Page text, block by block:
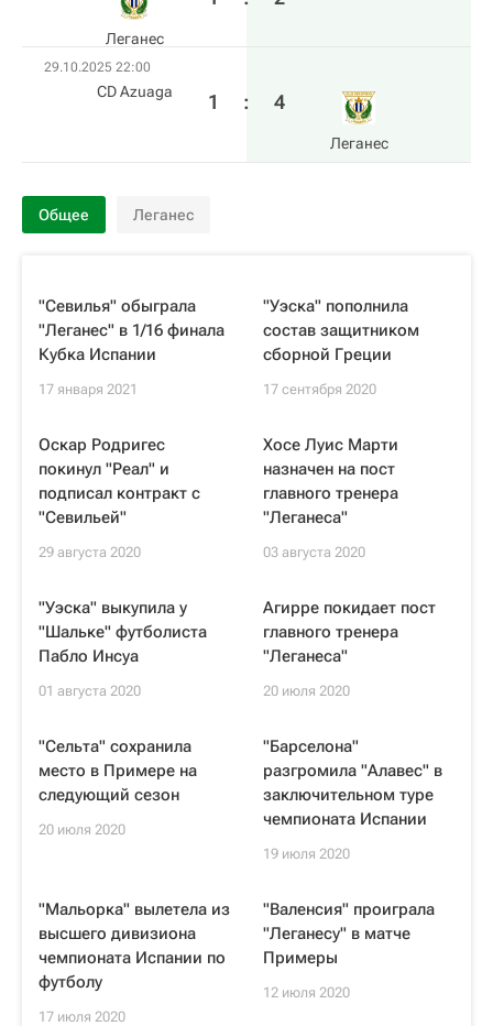
Леганес
29.10.2025 22:00
CD Azuaga 1 : 4
Леганес
Общее Леганес
"Севилья" обыграла
"Леганес" в 1/16 финала
Кубка Испании
17 января 2021
"Уэска" пополнила
состав защитником
сборной Греции
17 сентября 2020
Оскар Родригес
покинул "Реал" и
подписал контракт с
"Севильей"
29 августа 2020
Хосе Луис Марти
назначен на пост
главного тренера
"Леганеса"
03 августа 2020
"Уэска" выкупила у
"Шальке" футболиста
Пабло Инсуа
01 августа 2020
Агирре покидает пост
главного тренера
"Леганеса"
20 июля 2020
"Сельта" сохранила
место в Примере на
следующий сезон
20 июля 2020
"Барселона"
разгромила "Алавес" в
заключительном туре
чемпионата Испании
19 июля 2020
"Мальорка" вылетела из
высшего дивизиона
чемпионата Испании по
футболу
17 июля 2020
"Валенсия" проиграла
"Леганесу" в матче
Примеры
12 июля 2020